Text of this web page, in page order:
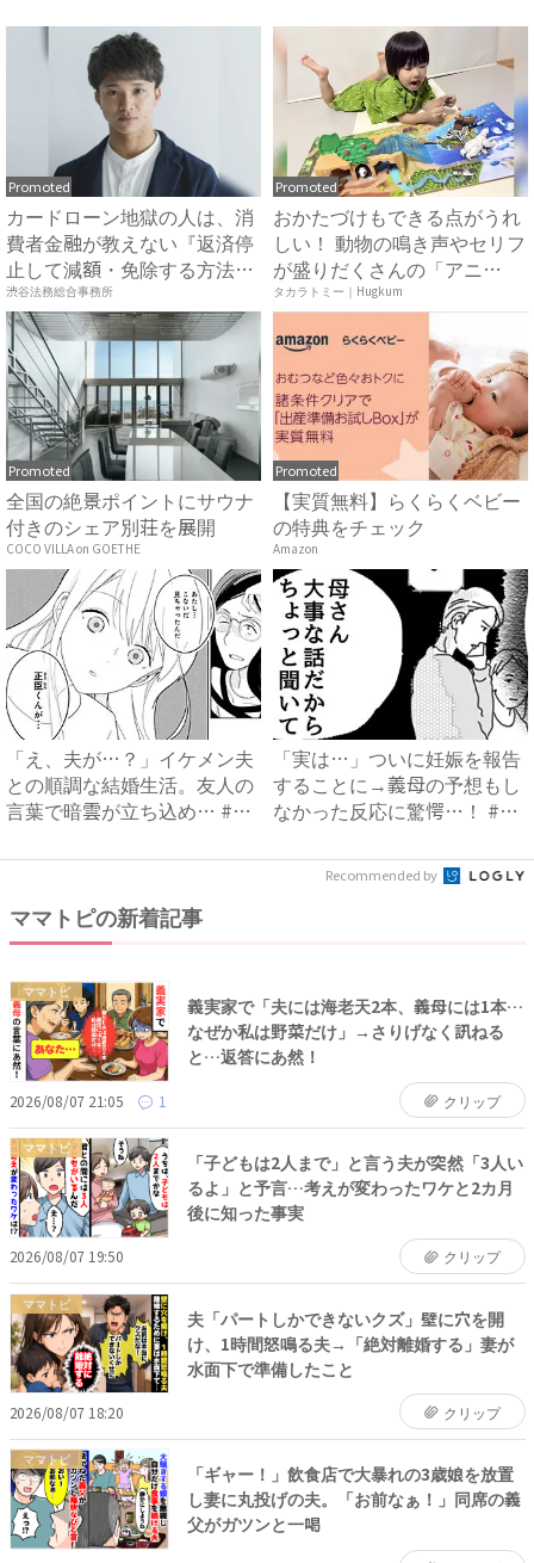
Promoted
カードローン地獄の人は、消
費者金融が教えない『返済停
止して減額・免除する方法』
で...
渋谷法務総合事務所
Promoted
おかたづけもできる点がうれ
しい！ 動物の鳴き声やセリフ
が盛りだくさんの「アニ
ア ...
タカラトミー｜Hugkum
Promoted
全国の絶景ポイントにサウナ
付きのシェア別荘を展開
COCO VILLA on GOETHE
Promoted
【実質無料】らくらくベビー
の特典をチェック
Amazon
「え、夫が…？」イケメン夫
との順調な結婚生活。友人の
言葉で暗雲が立ち込め… #
「実は…」ついに妊娠を報告
することに→義母の予想もし
なかった反応に驚愕…！ #
Recommended by
ママトピの新着記事
ママトピ
義実家で「夫には海老天2本、義母には1本…
なぜか私は野菜だけ」→さりげなく訊ねる
と…返答にあ然！
2026/08/07 21:05 1 クリップ
ママトピ
「子どもは2人まで」と言う夫が突然「3人い
るよ」と予言…考えが変わったワケと2カ月
後に知った事実
2026/08/07 19:50 クリップ
ママトピ
夫「パートしかできないクズ」壁に穴を開
け、1時間怒鳴る夫→「絶対離婚する」妻が
水面下で準備したこと
2026/08/07 18:20 クリップ
ママトピ
「ギャー！」飲食店で大暴れの3歳娘を放置
し妻に丸投げの夫。「お前なぁ！」同席の義
父がガツンと一喝